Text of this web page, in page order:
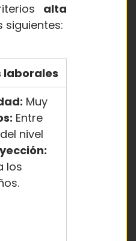
alta
siguientes:
laborales
Muy
Entre
nivel
los